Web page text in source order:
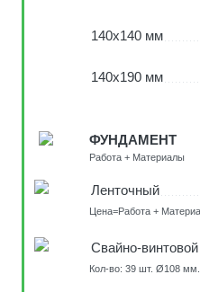
140х140 мм
140х190 мм
ФУНДАМЕНТ
Работа + Материалы
Ленточный
Цена=Работа +
Свайно-винтовой
Кол-во: 39 шт. Ø108